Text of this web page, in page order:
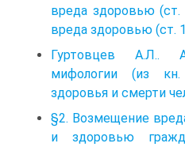
вреда здоровью
вреда здоровью (ст.
Гуртовцев А.Л..
мифологии (из кн.
здоровья и смерти
§2. Возмещение
и здоровью